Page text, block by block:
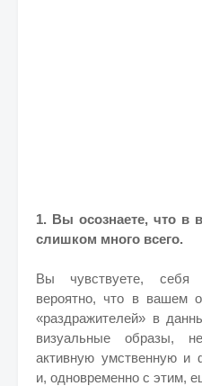
1. Вы осознаете, что в
слишком много всего.
Вы чувствуете, себя
вероятно, что в вашем
«раздражителей» в
визуальные образы,
активную умственную и
и, одновременно с этим,